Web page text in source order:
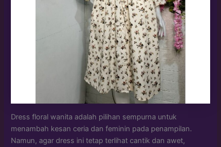
Dress floral wanita adalah pilihan sempurna untuk
menambah kesan ceria dan feminin pada penampilan.
Namun, agar dress ini tetap terlihat cantik dan awet,